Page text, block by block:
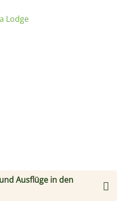
Lodge
Ausflüge in den